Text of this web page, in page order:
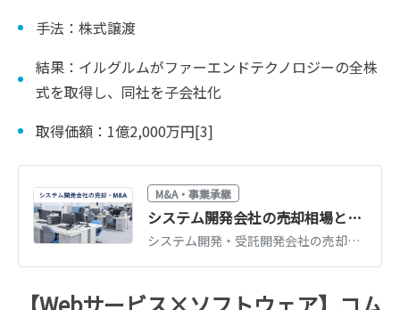
手法：株式譲渡
結果：イルグルムがファーエンドテクノロジーの全株
式を取得し、同社を子会社化
取得価額：1億2,000万円[3]
M&A・事業承継
システム開発会社の売却相場とM&A事例｜受託開発の評価ポイント
システム開発・受託開発会社の売却相場（営業利益の倍率＋エンジニア価値）と最新M&A事例を解説。評価されやすい会社の特徴、売却の進め方を紹介します。
【Webサービス×ソフトウェア】コム